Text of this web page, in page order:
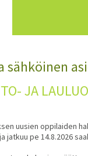
sähköinen
JA
uusien oppilaiden
jatkuu pe 14.8.2026